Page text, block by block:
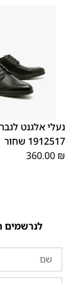
נעלי אלגנט
1912517 שחור
360.00 ₪
לנרשמים חדשים 10%